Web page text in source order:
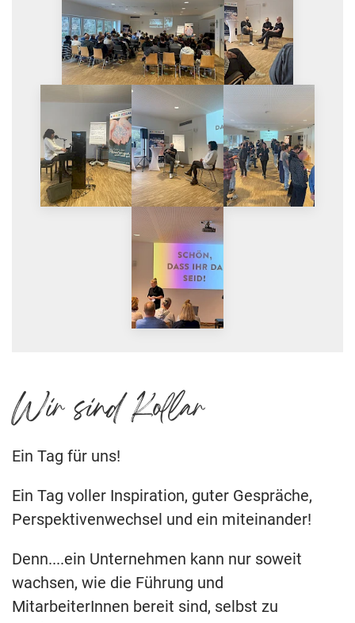
Wir sind Kollar
Ein Tag für uns!
Ein Tag voller Inspiration, guter Gespräche,
Perspektivenwechsel und ein miteinander!
Denn....ein Unternehmen kann nur soweit
wachsen, wie die Führung und
MitarbeiterInnen bereit sind, selbst zu